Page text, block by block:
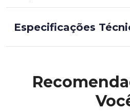
Especificações